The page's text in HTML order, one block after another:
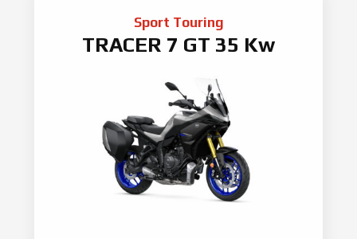
Sport Touring
TRACER 7 GT 35 Kw